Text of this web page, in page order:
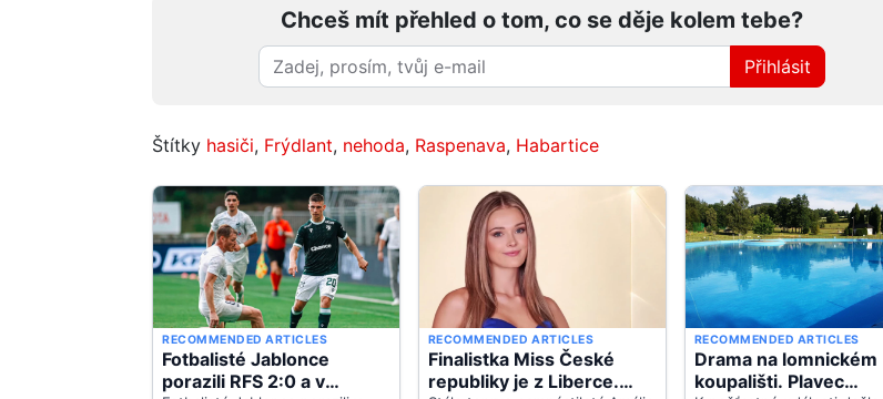
Chceš mít přehled o tom, co se děje kolem tebe?
Přihlásit
Štítky hasiči, Frýdlant, nehoda, Raspenava, Habartice